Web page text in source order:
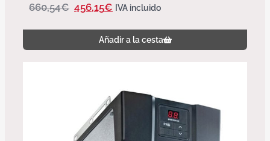
660,54€ 456,15€ IVA incluido
Añadir a la cesta